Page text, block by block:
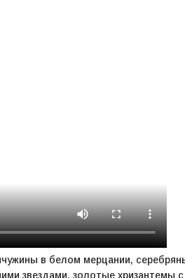
в белом мерцании,
звездами, золотые хризантемы